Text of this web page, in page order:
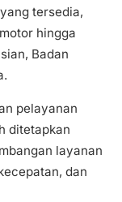
tersedia,
hingga
Badan
pelayanan
ditetapkan
layanan
dan